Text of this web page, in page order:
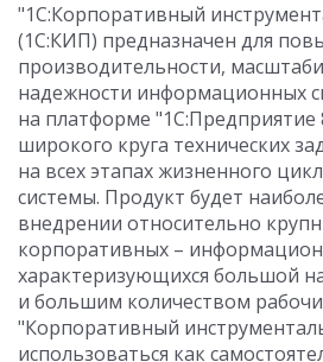
"1С:Корпоративный
(1С:КИП) предназначен для
производительности,
надежности информационных
на платформе "1С:Предприятие
широкого круга технических
на всех этапах жизненного
системы. Продукт будет
внедрении относительно
корпоративных –
характеризующихся большой
и большим количеством
"Корпоративный
использоваться как